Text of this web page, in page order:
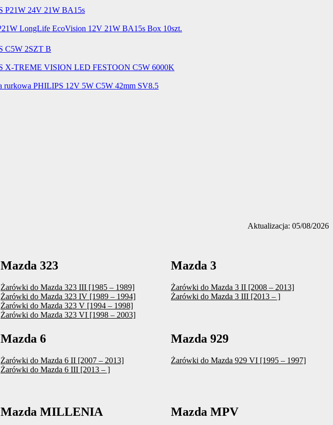
Aktualizacja: 05/08/2026
Mazda 323
Żarówki do Mazda 323 III [1985 – 1989]
Żarówki do Mazda 323 IV [1989 – 1994]
Żarówki do Mazda 323 V [1994 – 1998]
Żarówki do Mazda 323 VI [1998 – 2003]
Mazda 3
Żarówki do Mazda 3 II [2008 – 2013]
Żarówki do Mazda 3 III [2013 – ]
Mazda 6
Żarówki do Mazda 6 II [2007 – 2013]
Żarówki do Mazda 6 III [2013 – ]
Mazda 929
Żarówki do Mazda 929 VI [1995 – 1997]
Mazda MILLENIA Mazda MPV